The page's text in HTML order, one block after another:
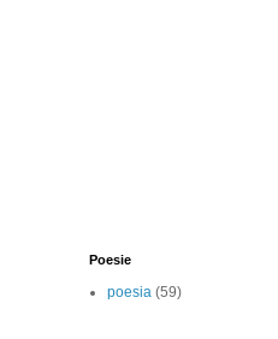
Poesie
poesia (59)